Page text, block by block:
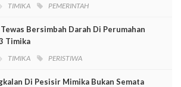
TIMIKA PEMERINTAH
Bersimbah Darah Di Perumahan
Timika
TIMIKA PERISTIWA
Di Pesisir Mimika Bukan Semata